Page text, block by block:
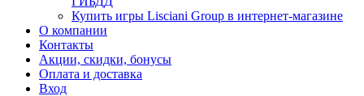
Купить игры Lisciani Group в интернет-магазине
О компании
Контакты
Акции, скидки, бонусы
Оплата и доставка
Вход